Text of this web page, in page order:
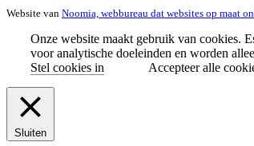
Website van Noomia, webbureau dat websites op maat
Onze website maakt gebruik van cookies.
voor analytische doeleinden en worden
Stel cookies in
Accepteer alle
Sluiten